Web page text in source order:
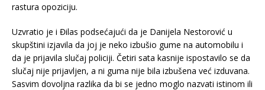
rastura opoziciju.
Uzvratio je i Đilas podsećajući da je Danijela Nestorović u
skupštini izjavila da joj je neko izbušio gume na automobilu i
da je prijavila slučaj policiji. Četiri sata kasnije ispostavilo se da
slučaj nije prijavljen, a ni guma nije bila izbušena već izduvana.
Sasvim dovoljna razlika da bi se jedno moglo nazvati istinom ili